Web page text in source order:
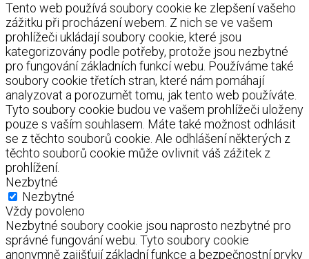
Tento web používá soubory cookie ke zlepšení vašeho
zážitku při procházení webem. Z nich se ve vašem
prohlížeči ukládají soubory cookie, které jsou
kategorizovány podle potřeby, protože jsou nezbytné
pro fungování základních funkcí webu. Používáme také
soubory cookie třetích stran, které nám pomáhají
analyzovat a porozumět tomu, jak tento web používáte.
Tyto soubory cookie budou ve vašem prohlížeči uloženy
pouze s vaším souhlasem. Máte také možnost odhlásit
se z těchto souborů cookie. Ale odhlášení některých z
těchto souborů cookie může ovlivnit váš zážitek z
prohlížení.
Nezbytné
Nezbytné
Vždy povoleno
Nezbytné soubory cookie jsou naprosto nezbytné pro
správné fungování webu. Tyto soubory cookie
anonymně zajišťují základní funkce a bezpečnostní prvky